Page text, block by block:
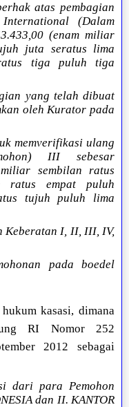
atas pembagian
(Dalam
(enam miliar
juta seratus lima
tiga puluh tiga
yang telah dibuat
oleh Kurator pada
memverifikasi ulang
III sebesar
sembilan ratus
ratus empat puluh
tujuh puluh lima
Keberatan I, II, III, IV,
pada boedel
kasasi, dimana
RI Nomor 252
2012 sebagai
dari para Pemohon
dan II. KANTOR